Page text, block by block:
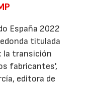
España 2022
titulada
la transición
fabricantes',
editora de